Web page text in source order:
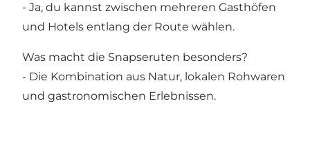
- Ja, du kannst zwischen mehreren Gasthöfen
und Hotels entlang der Route wählen.
Was macht die Snapseruten besonders?
- Die Kombination aus Natur, lokalen Rohwaren
und gastronomischen Erlebnissen.